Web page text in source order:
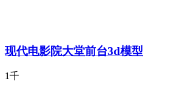
现代电影院大堂前台3d模型
1千